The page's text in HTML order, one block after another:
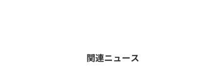
関連ニュース